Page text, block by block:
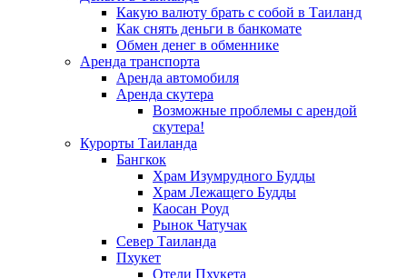
Какую валюту брать с собой в Таиланд
Как снять деньги в банкомате
Обмен денег в обменнике
Аренда транспорта
Аренда автомобиля
Аренда скутера
Возможные проблемы с арендой
скутера!
Курорты Таиланда
Бангкок
Храм Изумрудного Будды
Храм Лежащего Будды
Каосан Роуд
Рынок Чатучак
Север Таиланда
Пхукет
Отели Пхукета